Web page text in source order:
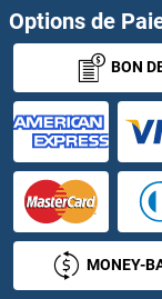
RLIM Anticorps
RMDN3 Anticorps
RMI1 Anticorps
RMI2 Anticorps
RMND1 Anticorps
RMND5A
Options de
BON
MONEY-